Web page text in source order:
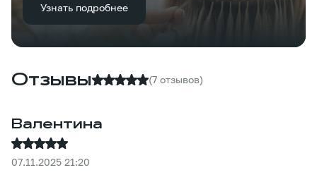
Узнать подробнее
Отзывы (7 отзывов)
Валентина
07.11.2025 21:20